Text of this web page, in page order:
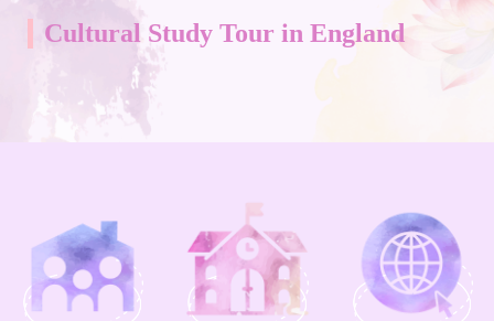
Cultural Study Tour in England